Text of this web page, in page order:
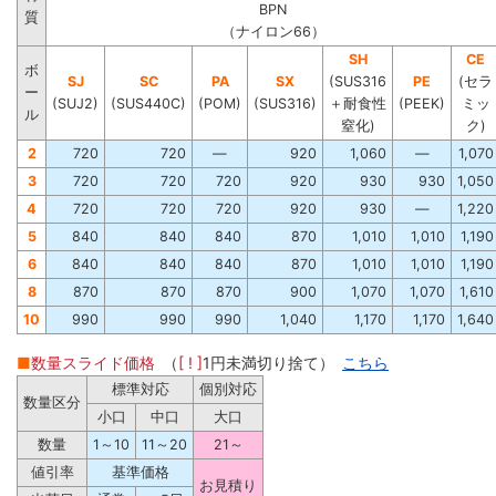
質
BPN
（ナイロン66）
ボ
ー
ル
SJ
(SUJ2)
SC
(SUS440C)
PA
(POM)
SX
(SUS316)
SH
(SUS316
＋耐食性
窒化)
PE
(PEEK)
CE
(セラ
ミッ
ク)
2
720 720 ― 920 1,060 ―
1,070
3
720 720 720 920 930 930
1,050
4
720 720 720 920 930 ―
1,220
5
840 840 840 870 1,010 1,010
1,190
6
840 840 840 870 1,010 1,010
1,190
8
870 870 870 900 1,070 1,070
1,610
10
990 990 990 1,040 1,170 1,170 1,640
■数量スライド価格 （[ ! ]1円未満切り捨て） こちら
数量区分
標準対応
個別対応
小口
中口
大口
数量
1～10 11～20
21～
値引率
基準価格
お見積り